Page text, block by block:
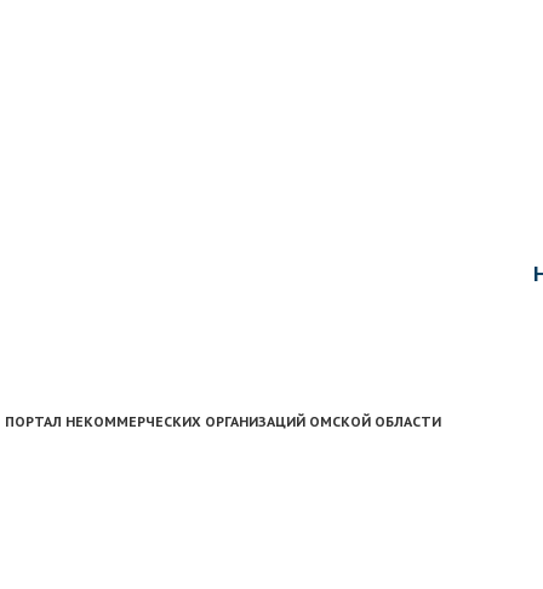
ПОРТАЛ НЕКОММЕРЧЕСКИХ ОРГАНИЗАЦИЙ ОМСКОЙ ОБЛАСТИ